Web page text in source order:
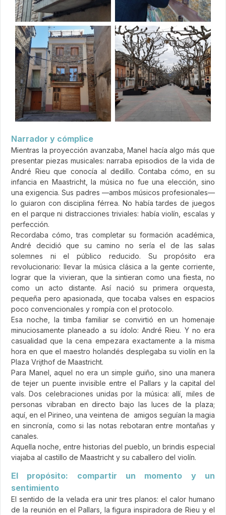
Narrador y cómplice
Mientras la proyección avanzaba, Manel hacía algo más que
presentar piezas musicales: narraba episodios de la vida de
André Rieu que conocía al dedillo. Contaba cómo, en su
infancia en Maastricht, la música no fue una elección, sino
una exigencia. Sus padres —ambos músicos profesionales—
lo guiaron con disciplina férrea. No había tardes de juegos
en el parque ni distracciones triviales: había violín, escalas y
perfección.
Recordaba cómo, tras completar su formación académica,
André decidió que su camino no sería el de las salas
solemnes ni el público reducido. Su propósito era
revolucionario: llevar la música clásica a la gente corriente,
lograr que la vivieran, que la sintieran como una fiesta, no
como un acto distante. Así nació su primera orquesta,
pequeña pero apasionada, que tocaba valses en espacios
poco convencionales y rompía con el protocolo.
Esa noche, la timba familiar se convirtió en un homenaje
minuciosamente planeado a su ídolo: André Rieu. Y no era
casualidad que la cena empezara exactamente a la misma
hora en que el maestro holandés desplegaba su violín en la
Plaza Vrijthof de Maastricht.
Para Manel, aquel no era un simple guiño, sino una manera
de tejer un puente invisible entre el Pallars y la capital del
vals. Dos celebraciones unidas por la música: allí, miles de
personas vibraban en directo bajo las luces de la plaza;
aquí, en el Pirineo, una veintena de amigos seguían la magia
en sincronía, como si las notas rebotaran entre montañas y
canales.
Aquella noche, entre historias del pueblo, un brindis especial
viajaba al castillo de Maastricht y su caballero del violín.
El propósito: compartir un momento y un
sentimiento
El sentido de la velada era unir tres planos: el calor humano
de la reunión en el Pallars, la figura inspiradora de Rieu y el